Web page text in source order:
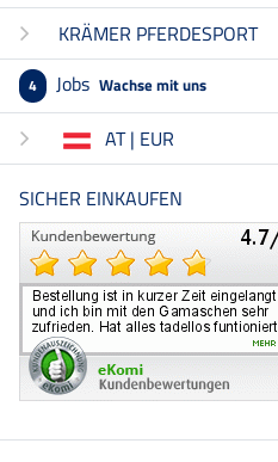
KRÄMER PFERDESPORT
4 Jobs Wachse mit uns
AT | EUR
SICHER EINKAUFEN